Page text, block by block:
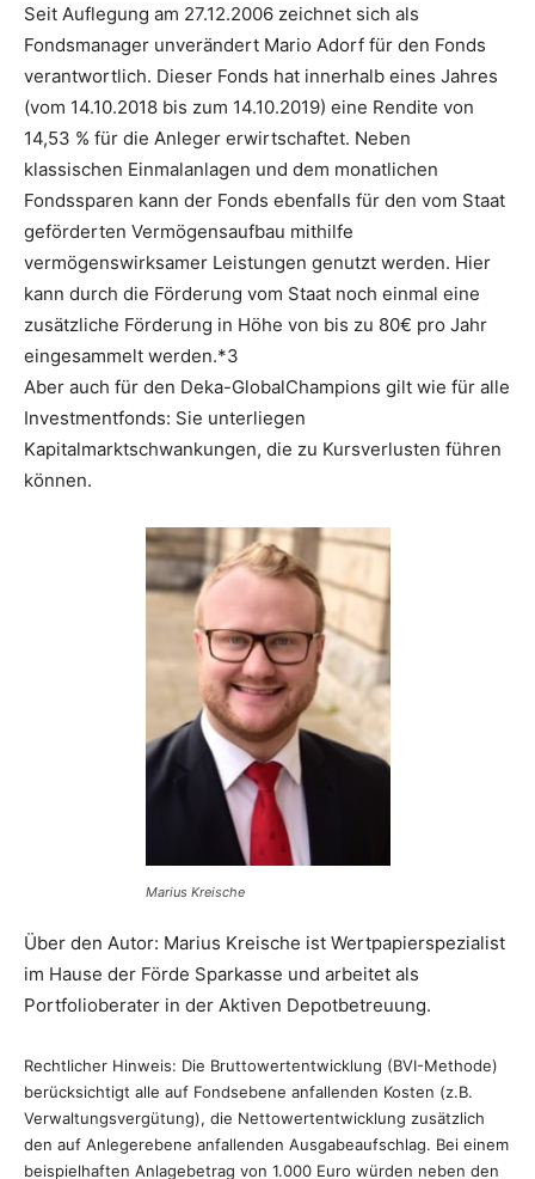
Seit Auflegung am 27.12.2006 zeichnet sich als
Fondsmanager unverändert Mario Adorf für den Fonds
verantwortlich. Dieser Fonds hat innerhalb eines Jahres
(vom 14.10.2018 bis zum 14.10.2019) eine Rendite von
14,53 % für die Anleger erwirtschaftet. Neben
klassischen Einmalanlagen und dem monatlichen
Fondssparen kann der Fonds ebenfalls für den vom Staat
geförderten Vermögensaufbau mithilfe
vermögenswirksamer Leistungen genutzt werden. Hier
kann durch die Förderung vom Staat noch einmal eine
zusätzliche Förderung in Höhe von bis zu 80€ pro Jahr
eingesammelt werden.*3
Aber auch für den Deka-GlobalChampions gilt wie für alle
Investmentfonds: Sie unterliegen
Kapitalmarktschwankungen, die zu Kursverlusten führen
können.
Marius Kreische
Über den Autor: Marius Kreische ist Wertpapierspezialist
im Hause der Förde Sparkasse und arbeitet als
Portfolioberater in der Aktiven Depotbetreuung.
Rechtlicher Hinweis: Die Bruttowertentwicklung (BVI-Methode)
berücksichtigt alle auf Fondsebene anfallenden Kosten (z.B.
Verwaltungsvergütung), die Nettowertentwicklung zusätzlich
den auf Anlegerebene anfallenden Ausgabeaufschlag. Bei einem
beispielhaften Anlagebetrag von 1.000 Euro würden neben den